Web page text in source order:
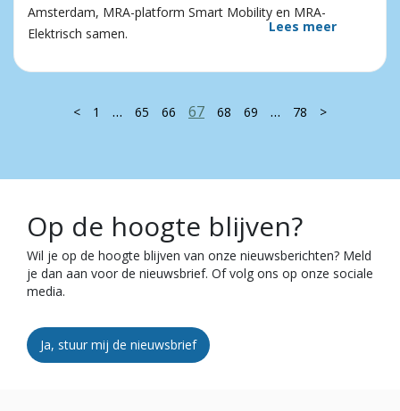
Amsterdam, MRA-platform Smart Mobility en MRA-
Elektrisch samen.
Lees meer
< 1 … 65 66 67 68 69 … 78 >
Op de hoogte blijven?
Wil je op de hoogte blijven van onze nieuwsberichten? Meld
je dan aan voor de nieuwsbrief. Of volg ons op onze sociale
media.
Ja, stuur mij de nieuwsbrief